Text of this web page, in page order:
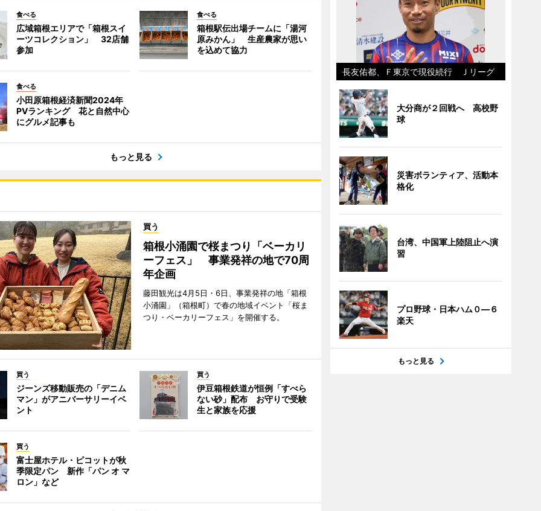
食べる
広域箱根エリアで「箱根スイ
ーツコレクション」 32店舗
参加
食べる
箱根駅伝出場チームに「湯河
原みかん」 生産農家が思い
を込めて協力
食べる
小田原箱根経済新聞2024年
PVランキング 花と自然中心
にグルメ記事も
もっと見る
買う
箱根小涌園で桜まつり「ベーカリ
ーフェス」 事業発祥の地で70周
年企画
藤田観光は4月5日・6日、事業発祥の地「箱根
小涌園」（箱根町）で春の地域イベント「桜ま
つり・ベーカリーフェス」を開催する。
買う
ジーンズ移動販売の「デニム
マン」がアニバーサリーイベ
ント
買う
伊豆箱根鉄道が恒例「すべら
ない砂」配布 お守りで受験
生と家族を応援
買う
富士屋ホテル・ピコットが秋
季限定パン 新作「パン オ マ
ロン」など
長友佑都、Ｆ東京で現役続行 Ｊリーグ
大分商が２回戦へ 高校野
球
災害ボランティア、活動本
格化
台湾、中国軍上陸阻止へ演
習
プロ野球・日本ハム０―６
楽天
もっと見る